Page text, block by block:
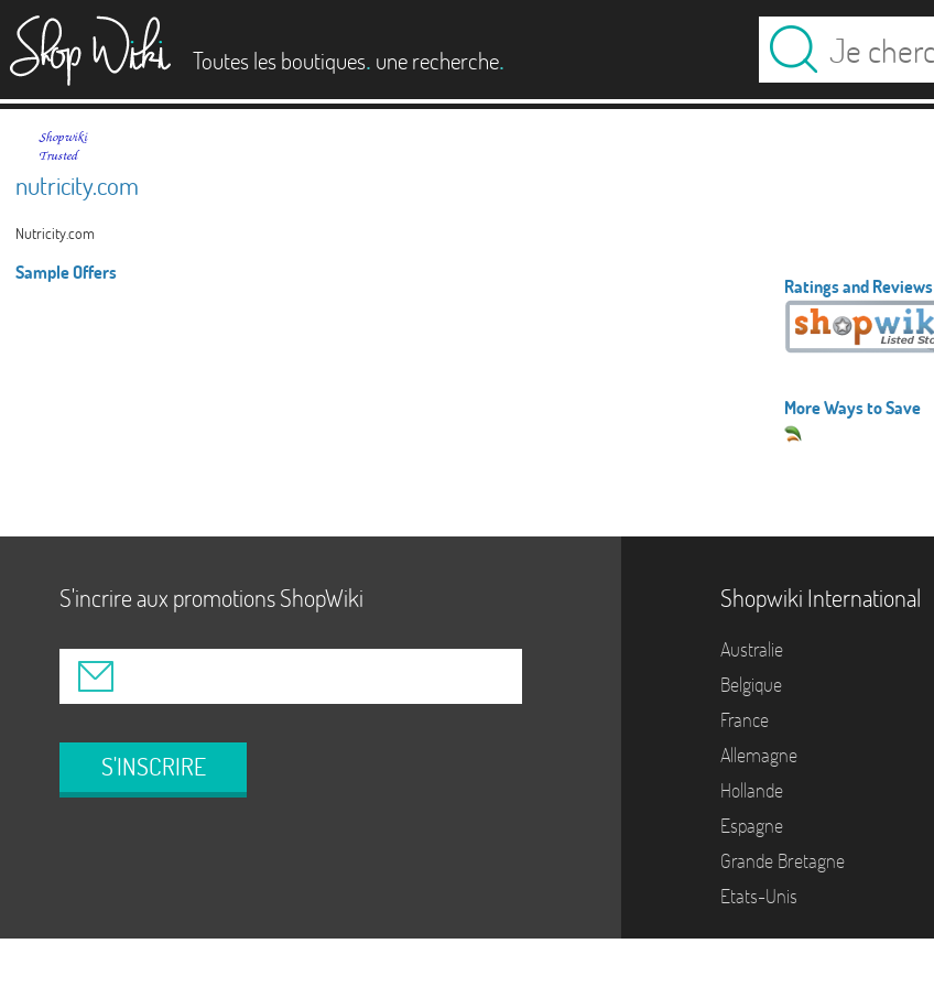
Toutes les boutiques. une recherche.
nutricity.com
Nutricity.com
Sample Offers
Ratings and Reviews
More Ways to Save
S'incrire aux promotions ShopWiki
S'INSCRIRE
Shopwiki International
Australie
Belgique
France
Allemagne
Hollande
Espagne
Grande Bretagne
Etats-Unis